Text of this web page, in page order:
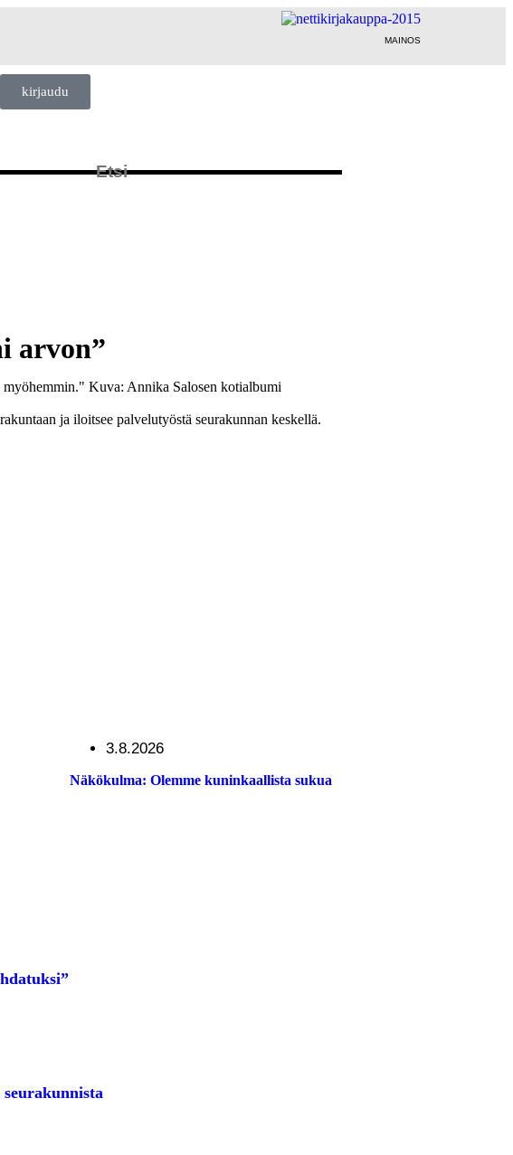
MAINOS
kirjaudu
arvon”
myöhemmin." Kuva: Annika Salosen kotialbumi
ja iloitsee palvelutyöstä seurakunnan keskellä.
3.8.2026
Näkökulma: Olemme kuninkaallista sukua